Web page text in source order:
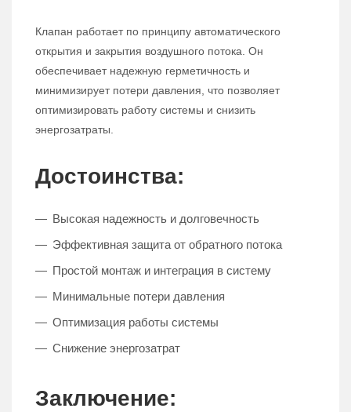
Клапан работает по принципу автоматического
открытия и закрытия воздушного потока. Он
обеспечивает надежную герметичность и
минимизирует потери давления, что позволяет
оптимизировать работу системы и снизить
энергозатраты.
Достоинства:
Высокая надежность и долговечность
Эффективная защита от обратного потока
Простой монтаж и интеграция в систему
Минимальные потери давления
Оптимизация работы системы
Снижение энергозатрат
Заключение: